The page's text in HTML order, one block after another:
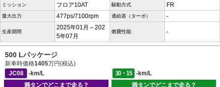
ミッション フロア10AT 駆動方式 FR
最大出力 477ps/7100rpm 過給器（ターボ） -
生産期間
2025年01月～202
5年07月
燃費性能 -
500 Lパッケージ
新車時価格1405万円(税込)
JC08
-km/L 10・15
-km/L
満タンでどこまで走る？
満タンでどこまで走る？